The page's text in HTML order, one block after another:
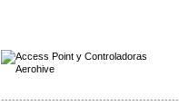
-------------------------------------------------